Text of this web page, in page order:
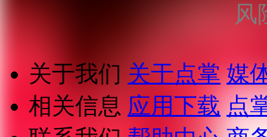
风
关于我们 关于点掌 媒
相关信息 应用下载 点